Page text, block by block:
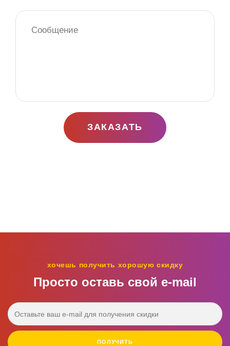
ЗАКАЗАТЬ
хочешь получить хорошую скидку
Просто оставь свой e‑mail
ПОЛУЧИТЬ